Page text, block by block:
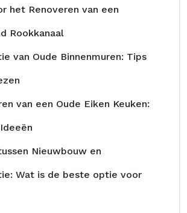
het Renoveren van een
Rookkanaal
van Oude Binnenmuren: Tips
van een Oude Eiken Keuken:
Nieuwbouw en
Wat is de beste optie voor